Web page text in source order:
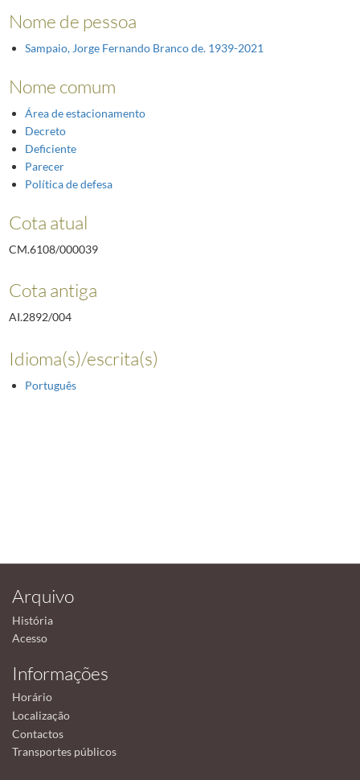
Nome de pessoa
Sampaio, Jorge Fernando Branco de. 1939-2021
Nome comum
Área de estacionamento
Decreto
Deficiente
Parecer
Política de defesa
Cota atual
CM.6108/000039
Cota antiga
AI.2892/004
Idioma(s)/escrita(s)
Português
Arquivo
História
Acesso
Informações
Horário
Localização
Contactos
Transportes públicos